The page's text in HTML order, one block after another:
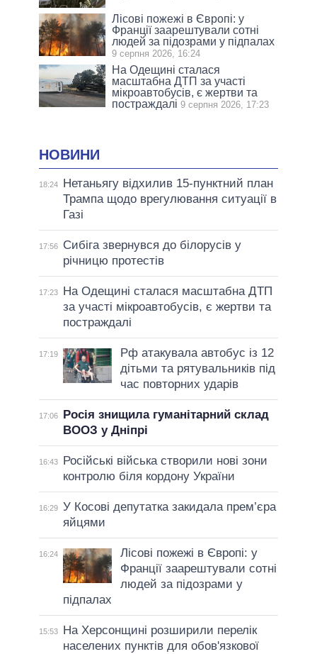
Лісові пожежі в Європі: у
Франції заарештували сотні
людей за підозрами у підпалах
9 серпня 2026, 16:24
На Одещині сталася
масштабна ДТП за участі
мікроавтобусів, є жертви та
постраждалі 9 серпня 2026, 17:23
НОВИНИ
18:24
Нетаньягу відхилив 15-пунктний план
Трампа щодо врегулювання ситуації в
Газі
17:56
Сибіга звернувся до білорусів у
річницю протестів
17:23
На Одещині сталася масштабна ДТП
за участі мікроавтобусів, є жертви та
постраждалі
17:19
Рф атакувала автобус із 12
дітьми та рятувальників під
час повторних ударів
17:06
Росія знищила гуманітарний склад
ВООЗ у Дніпрі
16:43
Російські війська створили нові зони
контролю біля кордону України
16:29 У Косові депутатка закидала прем’єра
яйцями
16:24
Лісові пожежі в Європі: у
Франції заарештували сотні
людей за підозрами у
підпалах
15:53
На Херсонщині розширили перелік
населених пунктів для обов'язкової